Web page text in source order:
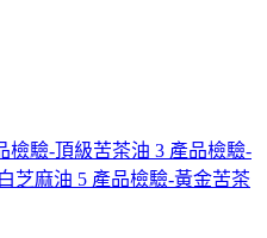
檢驗-頂級苦茶油 3 產品檢驗-
芝麻油 5 產品檢驗-黃金苦茶